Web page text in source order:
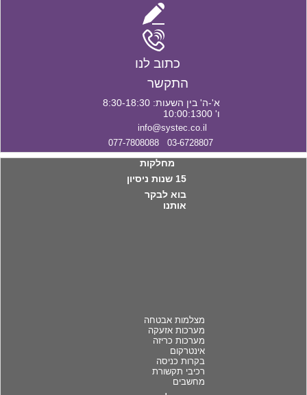
15 שנות ניסיון
בוא לבקר
אותנו
מחלקות
מצלמות אבטחה
מערכות אזעקה
מערכות כריזה
אינטרקום
בקרות כניסה
רכיבי תקשורת
מחשבים
כתוב לנו
התקשר
א'-ה' בין השעות: 8:30-18:30
ו' 10:00:1300
03-6728807 077-7808088
info@systec.co.il